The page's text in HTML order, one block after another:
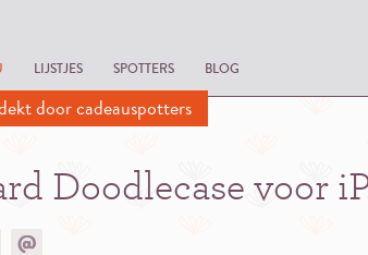
LIJSTJES SPOTTERS BLOG
door cadeauspotters
Doodlecase voor